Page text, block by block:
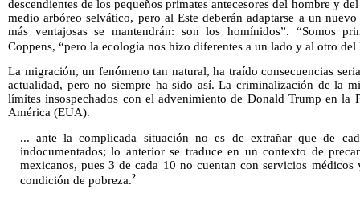
descendientes de los pequeños primates antecesores del hombre y
medio arbóreo selvático, pero al Este deberán adaptarse a un
más ventajosas se mantendrán: son los homínidos”. “Somos
Coppens, “pero la ecología nos hizo diferentes a un lado y al otro del
La migración, un fenómeno tan natural, ha traído consecuencias
actualidad, pero no siempre ha sido así. La criminalización de la
límites insospechados con el advenimiento de Donald Trump en la
América (EUA).
... ante la complicada situación no es de extrañar que de
indocumentados; lo anterior se traduce en un contexto de
mexicanos, pues 3 de cada 10 no cuentan con servicios
condición de pobreza.2